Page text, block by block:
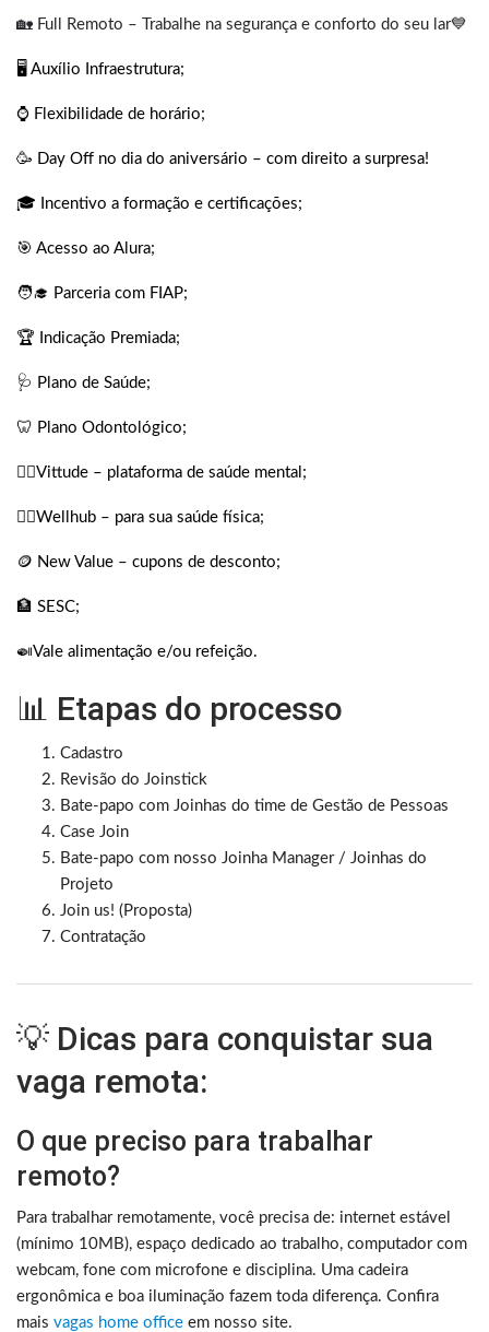
🏡 Full Remoto – Trabalhe na segurança e conforto do seu lar💙
🖥️ Auxílio Infraestrutura;
⌚️ Flexibilidade de horário;
🥳 Day Off no dia do aniversário – com direito a surpresa!
🎓 Incentivo a formação e certificações;
🎯 Acesso ao Alura;
🧑‍🎓 Parceria com FIAP;
🏆 Indicação Premiada;
🩺 Plano de Saúde;
🦷 Plano Odontológico;
🧘‍♀️Vittude – plataforma de saúde mental;
🏋️‍♂️Wellhub – para sua saúde física;
🪙 New Value – cupons de desconto;
🏦 SESC;
🍛Vale alimentação e/ou refeição.
📊 Etapas do processo
Cadastro
Revisão do Joinstick
Bate-papo com Joinhas do time de Gestão de Pessoas
Case Join
Bate-papo com nosso Joinha Manager / Joinhas do
Projeto
Join us! (Proposta)
Contratação
💡 Dicas para conquistar sua
vaga remota:
O que preciso para trabalhar
remoto?
Para trabalhar remotamente, você precisa de: internet estável
(mínimo 10MB), espaço dedicado ao trabalho, computador com
webcam, fone com microfone e disciplina. Uma cadeira
ergonômica e boa iluminação fazem toda diferença. Confira
mais vagas home office em nosso site.